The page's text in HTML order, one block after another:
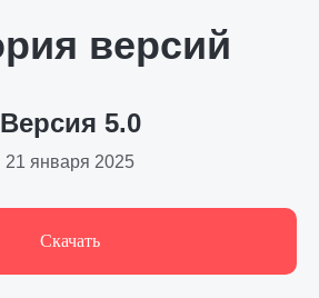
Версия 5.0
21 января 2025
Скачать